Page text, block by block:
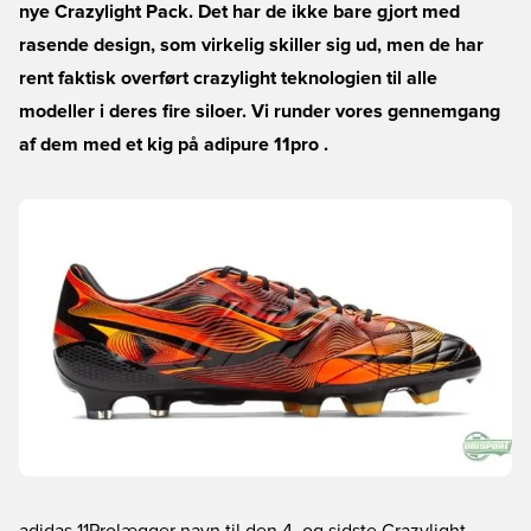
nye Crazylight Pack. Det har de ikke bare gjort med
rasende design, som virkelig skiller sig ud, men de har
rent faktisk overført crazylight teknologien til alle
modeller i deres fire siloer. Vi runder vores gennemgang
af dem med et kig på adipure 11pro .